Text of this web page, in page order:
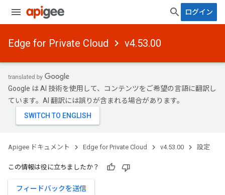
ログイン
Edge for Private Cloud v4.53.00
Google は AI 技術を使用して、コンテンツをご希望の言語に翻訳し
ています。AI 翻訳には誤りが含まれる場合があります。
Apigee ドキュメント Edge for Private Cloud v4.53.00 設定
この情報は役に立ちましたか？
フィードバックを送信